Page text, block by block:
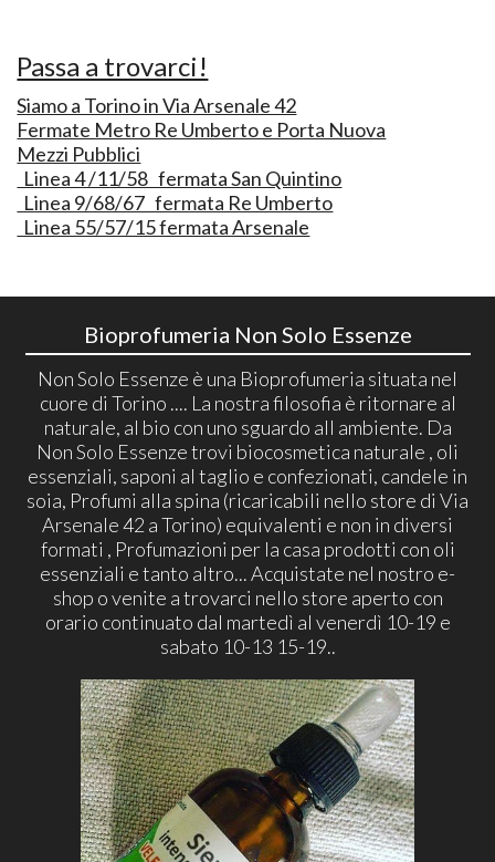
Passa a trovarci!
Siamo a Torino in Via Arsenale 42
Fermate Metro Re Umberto e Porta Nuova
Mezzi Pubblici
Linea 4 /11/58 fermata San Quintino
Linea 9/68/67 fermata Re Umberto
Linea 55/57/15 fermata Arsenale
Bioprofumeria Non Solo Essenze
Non Solo Essenze è una Bioprofumeria situata nel
cuore di Torino .... La nostra filosofia è ritornare al
naturale, al bio con uno sguardo all ambiente. Da
Non Solo Essenze trovi biocosmetica naturale , oli
essenziali, saponi al taglio e confezionati, candele in
soia, Profumi alla spina (ricaricabili nello store di Via
Arsenale 42 a Torino) equivalenti e non in diversi
formati , Profumazioni per la casa prodotti con oli
essenziali e tanto altro... Acquistate nel nostro e-
shop o venite a trovarci nello store aperto con
orario continuato dal martedì al venerdì 10-19 e
sabato 10-13 15-19..